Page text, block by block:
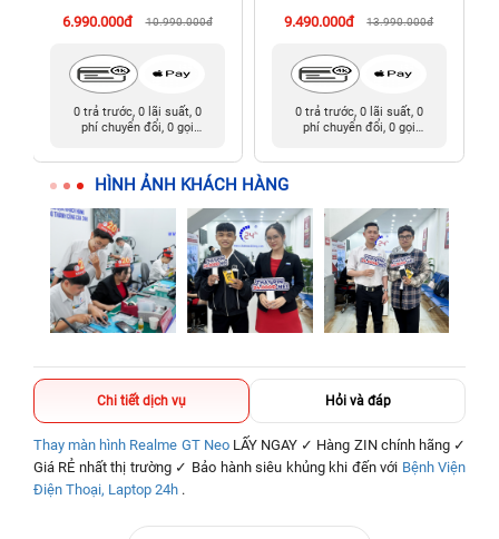
6.990.000đ
10.990.000đ
0 trả trước, 0 lãi suất, 0
phí chuyển đổi, 0 gọi
9.490.000đ
13.990.000đ
0 trả trước, 0 lãi suất, 0
phí chuyển đổi, 0 gọi
HÌNH ẢNH KHÁCH HÀNG
Chi tiết dịch vụ Hỏi và đáp
Thay màn hình Realme GT NeoLẤY NGAY ✓ Hàng ZIN chính hãng ✓
Giá RẺ nhất thị trường ✓ Bảo hành siêu khủng khi đến với Bệnh Viện
Điện Thoại, Laptop 24h .